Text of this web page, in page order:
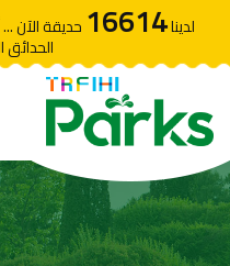
لدينا16614 حديقة الآن
الحدائق